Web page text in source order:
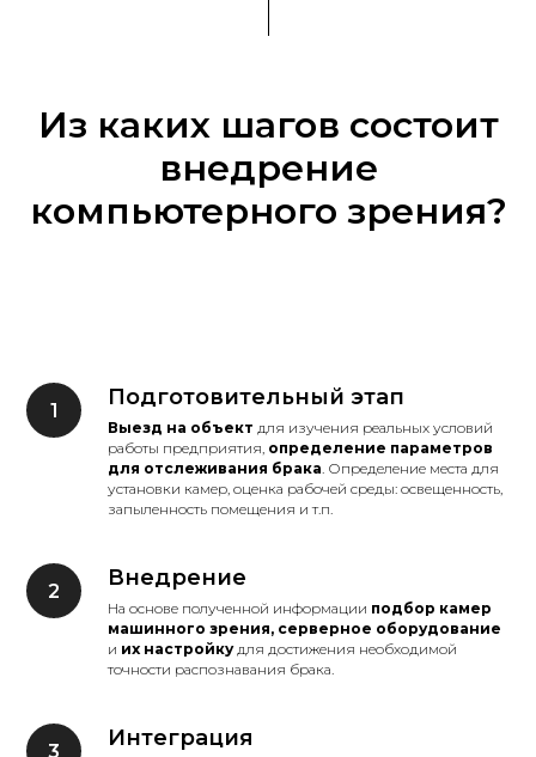
Из каких шагов состоит
внедрение
компьютерного зрения?
Подготовительный этап
Выезд на объект для изучения реальных условий
работы предприятия, определение параметров
для отслеживания брака . Определение места для
установки камер, оценка рабочей среды: освещенность,
запыленность помещения и т.п.
Внедрение
На основе полученной информации подбор камер
машинного зрения, серверное оборудование
и их настройкудля достижения необходимой
точности распознавания брака.
Интеграция